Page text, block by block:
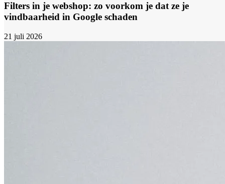
Filters in je webshop: zo voorkom je dat ze je
vindbaarheid in Google schaden
21 juli 2026